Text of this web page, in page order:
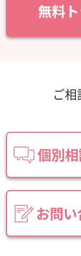
無料
ご
個別
お問